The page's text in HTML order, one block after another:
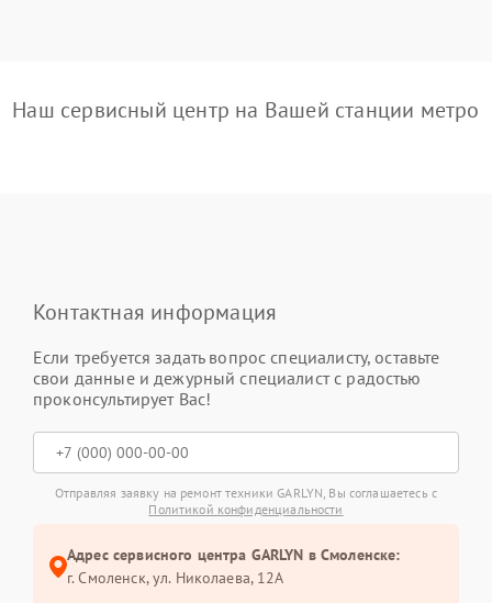
Наш сервисный центр на Вашей станции метро
Контактная информация
Если требуется задать вопрос специалисту, оставьте
свои данные и дежурный специалист с радостью
проконсультирует Вас!
Отправляя заявку на ремонт техники GARLYN, Вы соглашаетесь с
Политикой конфиденциальности
Адрес сервисного центра GARLYN в Смоленске:
г. Смоленск, ул. Николаева, 12А